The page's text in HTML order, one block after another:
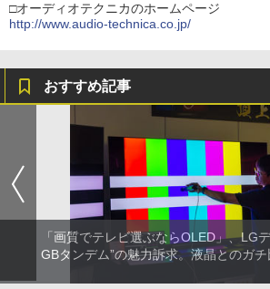
□オーディオテクニカのホームページ
http://www.audio-technica.co.jp/
おすすめ記事
「画質でテレビ選ぶならOLED」、LG
GBタンデム”の魅力訴求。液晶とのガチ